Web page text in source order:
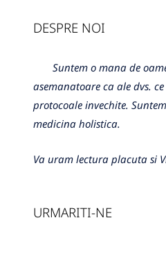
DESPRE NOI
Suntem o mana de
asemanatoare ca ale dvs.
protocoale invechite.
medicina holistica.
Va uram lectura placuta si
URMARITI-NE